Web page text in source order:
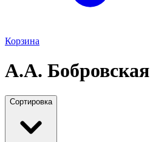
Корзина
А.А. Бобровская
Сортировка